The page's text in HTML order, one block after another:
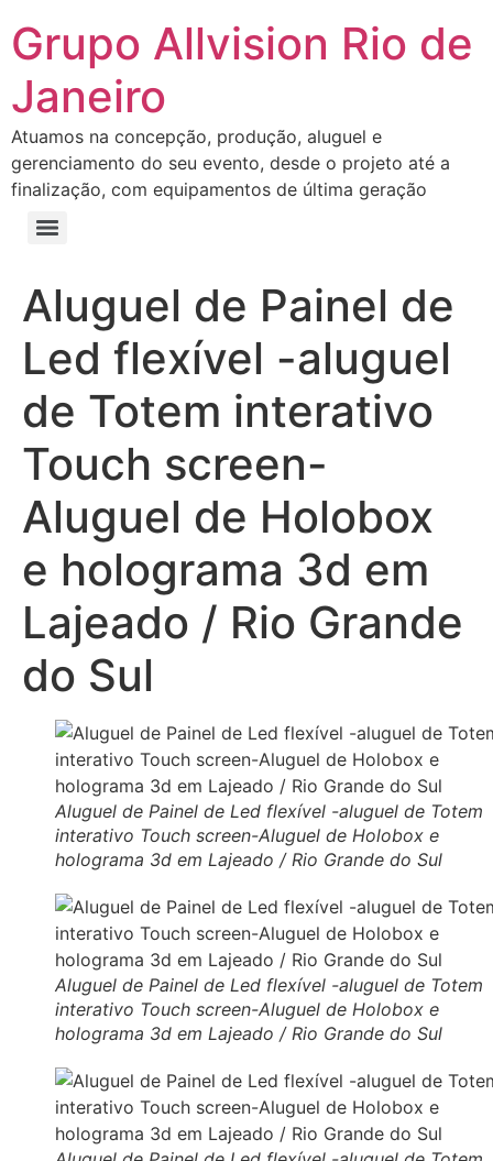
Grupo Allvision Rio de
Janeiro
Atuamos na concepção, produção, aluguel e
gerenciamento do seu evento, desde o projeto até a
finalização, com equipamentos de última geração
Aluguel de Painel de
Led flexível -aluguel
de Totem interativo
Touch screen-
Aluguel de Holobox
e holograma 3d em
Lajeado / Rio Grande
do Sul
Aluguel de Painel de Led flexível -aluguel de Totem
interativo Touch screen-Aluguel de Holobox e
holograma 3d em Lajeado / Rio Grande do Sul
Aluguel de Painel de Led flexível -aluguel de Totem
interativo Touch screen-Aluguel de Holobox e
holograma 3d em Lajeado / Rio Grande do Sul